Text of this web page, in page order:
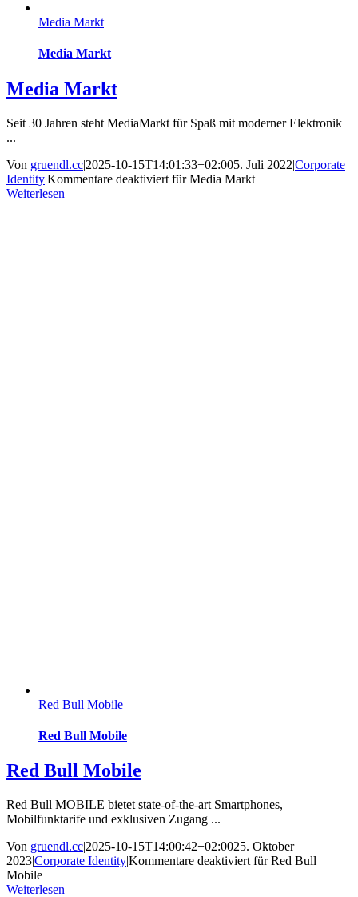
Media Markt
Media Markt
Media Markt
Seit 30 Jahren steht MediaMarkt für Spaß mit moderner Elektronik
...
Von gruendl.cc|2025-10-15T14:01:33+02:005. Juli 2022|Corporate
Identity|Kommentare deaktiviert für Media Markt
Weiterlesen
Red Bull Mobile
Red Bull Mobile
Red Bull Mobile
Red Bull MOBILE bietet state-of-the-art Smartphones,
Mobilfunktarife und exklusiven Zugang ...
Von gruendl.cc|2025-10-15T14:00:42+02:0025. Oktober
2023|Corporate Identity|Kommentare deaktiviert für Red Bull
Mobile
Weiterlesen